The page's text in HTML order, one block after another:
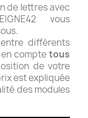
de lettres avec
vous
différents
comptetous
de votre
est expliquée
des modules